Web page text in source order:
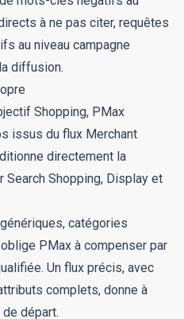
à ne pas citer, requêtes
au niveau campagne
diffusion.
Shopping, PMax
issus du flux Merchant
directement la
Shopping, Display et
catégories
PMax à compenser par
Un flux précis, avec
complets, donne à
départ.